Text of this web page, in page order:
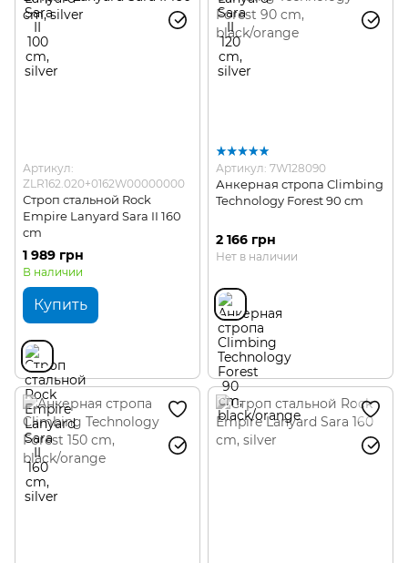
Артикул:
ZLR162.020+0162W00000000
Строп стальной Rock
Empire Lanyard Sara II 160
cm
1 989 грн
В наличии
Купить
Артикул: 7W128090
Анкерная стропа Climbing
Technology Forest 90 cm
2 166 грн
Нет в наличии